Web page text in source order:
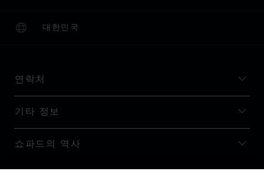
대한민국
현지화(국가 변경)
국가 변경
연락처
기타 정보
쇼파드의 역사